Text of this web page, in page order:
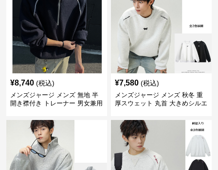
¥8,740 (税込)
メンズジャージ メンズ 無地 半
開き襟付き トレーナー 男女兼用
¥7,580 (税込)
メンズジャージ メンズ 秋冬 重
厚スウェット 丸首 大きめシルエ